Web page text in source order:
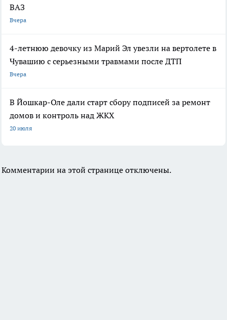
ВАЗ
Вчера
4-летнюю девочку из Марий Эл увезли на вертолете в
Чувашию с серьезными травмами после ДТП
Вчера
В Йошкар-Оле дали старт сбору подписей за ремонт
домов и контроль над ЖКХ
20 июля
Комментарии на этой странице отключены.